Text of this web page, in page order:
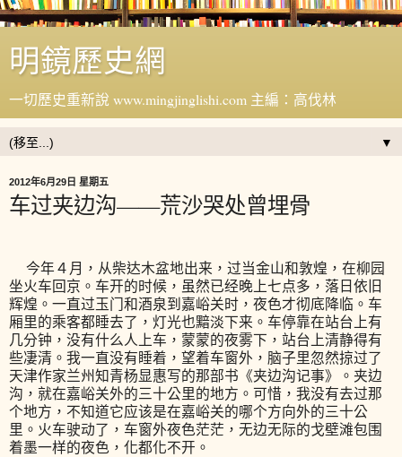
明鏡歷史網
一切歷史重新說 www.mingjinglishi.com 主編：高伐林
▼
2012年6月29日 星期五
车过夹边沟——荒沙哭处曾埋骨
今年４月，从柴达木盆地出来，过当金山和敦煌，在柳园
坐火车回京。车开的时候，虽然已经晚上七点多，落日依旧
辉煌。一直过玉门和酒泉到嘉峪关时，夜色才彻底降临。车
厢里的乘客都睡去了，灯光也黯淡下来。车停靠在站台上有
几分钟，没有什么人上车，蒙蒙的夜雾下，站台上清静得有
些凄清。我一直没有睡着，望着车窗外，脑子里忽然掠过了
天津作家兰州知青杨显惠写的那部书《夹边沟记事》。夹边
沟，就在嘉峪关外的三十公里的地方。可惜，我没有去过那
个地方，不知道它应该是在嘉峪关的哪个方向外的三十公
里。火车驶动了，车窗外夜色茫茫，无边无际的戈壁滩包围
着墨一样的夜色，化都化不开。